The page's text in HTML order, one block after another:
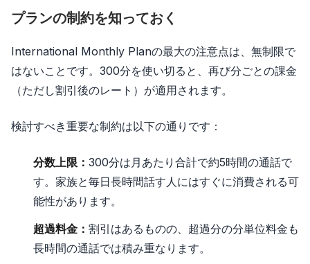
プランの制約を知っておく
International Monthly Planの最大の注意点は、無制限で
はないことです。300分を使い切ると、再び分ごとの課金
（ただし割引後のレート）が適用されます。
検討すべき重要な制約は以下の通りです：
分数上限： 300分は月あたり合計で約5時間の通話で
す。家族と毎日長時間話す人にはすぐに消費される可
能性があります。
超過料金： 割引はあるものの、超過分の分単位料金も
長時間の通話では積み重なります。